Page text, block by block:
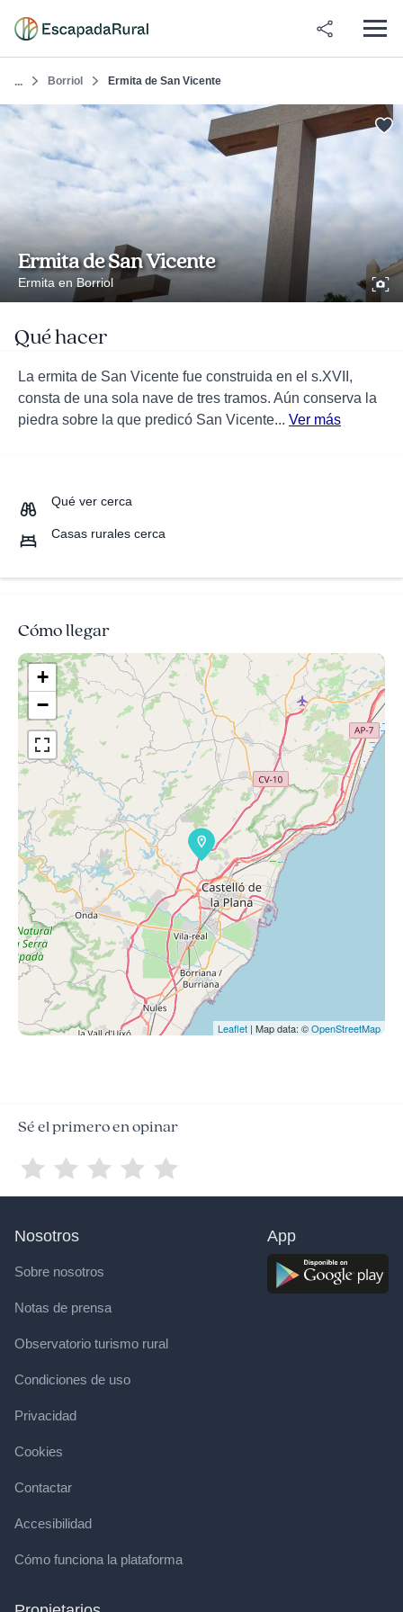
... Borriol Ermita de San Vicente
Ermita de San Vicente
Ermita en Borriol
Qué hacer
La ermita de San Vicente fue construida en el s.XVII,
consta de una sola nave de tres tramos. Aún conserva la
piedra sobre la que predicó San Vicente... Ver más
Qué ver cerca
Casas rurales cerca
Cómo llegar
+
−
Leaflet | Map data: ©OpenStreetMap
Sé el primero en opinar
Nosotros
Sobre nosotros
Notas de prensa
Observatorio turismo rural
Condiciones de uso
Privacidad
Cookies
Contactar
Accesibilidad
Cómo funciona la plataforma
App